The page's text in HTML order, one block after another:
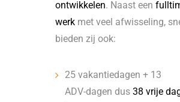
ontwikkelen. Naast een
werk met veel afwisseling,
bieden zij ook:
25 vakantiedagen + 13
ADV-dagen dus 38 vrije